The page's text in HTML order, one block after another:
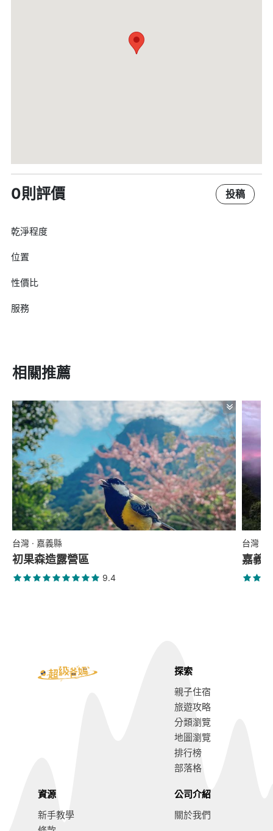
0則評價 投稿
乾淨程度
位置
性價比
服務
相關推薦
台灣 · 嘉義縣
初果森造露營區
9.4
台灣 ·
嘉義
探索
親子住宿
旅遊攻略
分類瀏覽
地圖瀏覽
排行榜
部落格
資源
新手教學
公司介紹
關於我們